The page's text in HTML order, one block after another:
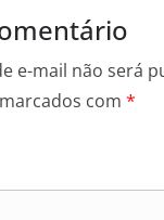
e-mail não será
com *